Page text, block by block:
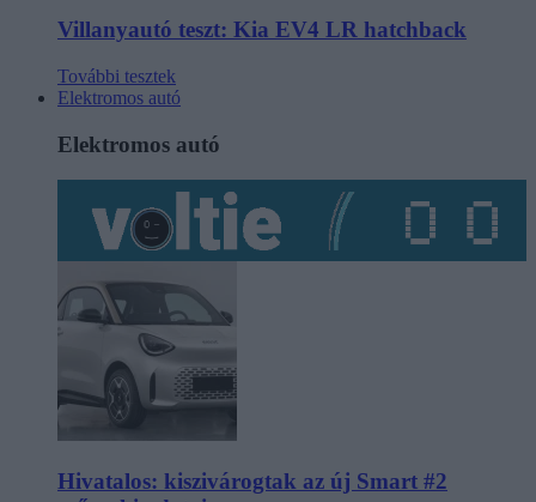
Villanyautó teszt: Kia EV4 LR hatchback
További tesztek
Elektromos autó
Elektromos autó
Hivatalos: kiszivárogtak az új Smart #2